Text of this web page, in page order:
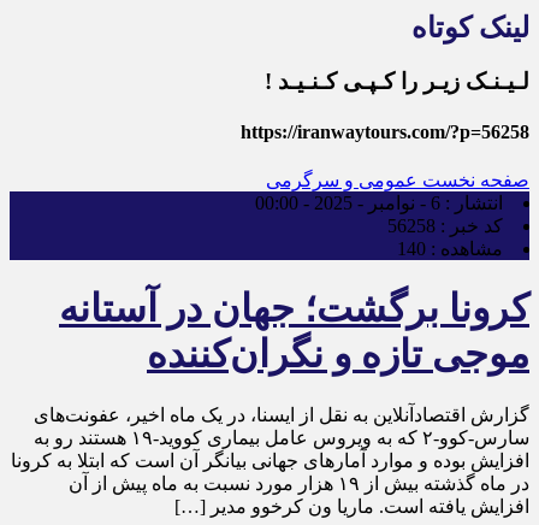
لینک کوتاه
لـیـنـک زیـر را کـپـی کـنـیـد !
https://iranwaytours.com/?p=56258
صفحه نخست عمومی و سرگرمی
انتشار : 6 - نوامبر - 2025 - 00:00
کد خبر : 56258
مشاهده : 140
کرونا برگشت؛ جهان در آستانه
موجی تازه و نگران‌کننده
گزارش اقتصادآنلاین به نقل از ایسنا، در یک ماه اخیر، عفونت‌های
سارس-کوو-۲ که به ویروس عامل بیماری کووید-۱۹ هستند رو به
افزایش بوده و موارد آمار‌های جهانی بیانگر آن است که ابتلا به کرونا
در ماه گذشته بیش از ۱۹ هزار مورد نسبت به ماه پیش از آن
افزایش یافته است. ماریا ون کرخوو مدیر […]